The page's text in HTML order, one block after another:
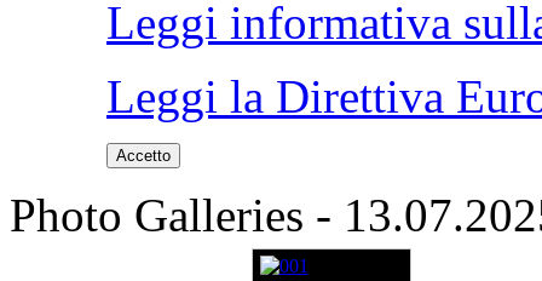
Leggi informativa
Leggi la Direttiva
Accetto
Photo Galleries -